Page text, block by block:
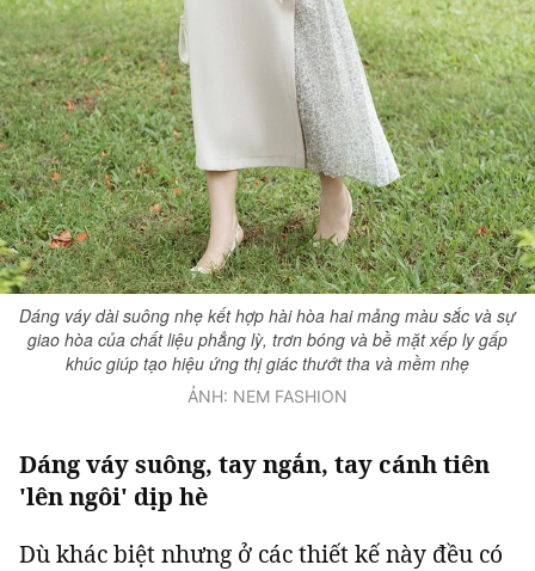
Dáng váy dài suông nhẹ kết hợp hài hòa hai mảng màu sắc và sự
giao hòa của chất liệu phẳng lỳ, trơn bóng và bề mặt xếp ly gấp
khúc giúp tạo hiệu ứng thị giác thướt tha và mềm nhẹ
ẢNH: NEM FASHION
Dáng váy suông, tay ngắn, tay cánh tiên
'lên ngôi' dịp hè
Dù khác biệt nhưng ở các thiết kế này đều có